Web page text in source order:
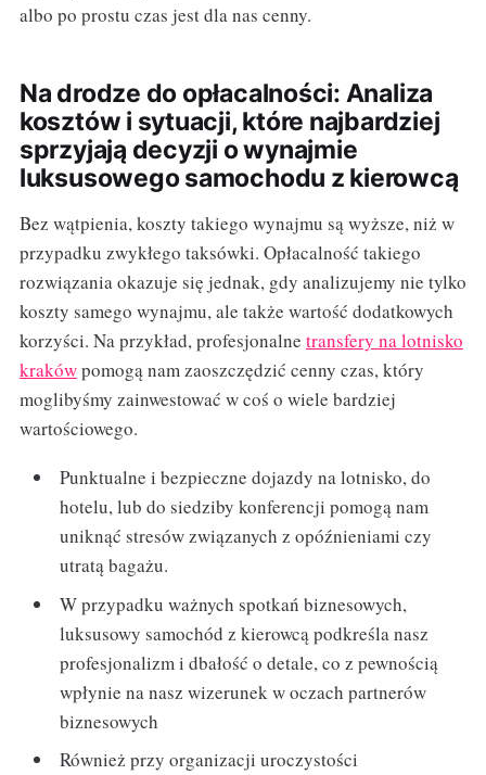
albo po prostu czas jest dla nas cenny.
Na drodze do opłacalności: Analiza
kosztów i sytuacji, które najbardziej
sprzyjają decyzji o wynajmie
luksusowego samochodu z kierowcą
Bez wątpienia, koszty takiego wynajmu są wyższe, niż w
przypadku zwykłego taksówki. Opłacalność takiego
rozwiązania okazuje się jednak, gdy analizujemy nie tylko
koszty samego wynajmu, ale także wartość dodatkowych
korzyści. Na przykład, profesjonalne transfery na lotnisko
krakówpomogą nam zaoszczędzić cenny czas, który
moglibyśmy zainwestować w coś o wiele bardziej
wartościowego.
Punktualne i bezpieczne dojazdy na lotnisko, do
hotelu, lub do siedziby konferencji pomogą nam
uniknąć stresów związanych z opóźnieniami czy
utratą bagażu.
W przypadku ważnych spotkań biznesowych,
luksusowy samochód z kierowcą podkreśla nasz
profesjonalizm i dbałość o detale, co z pewnością
wpłynie na nasz wizerunek w oczach partnerów
biznesowych
Również przy organizacji uroczystości